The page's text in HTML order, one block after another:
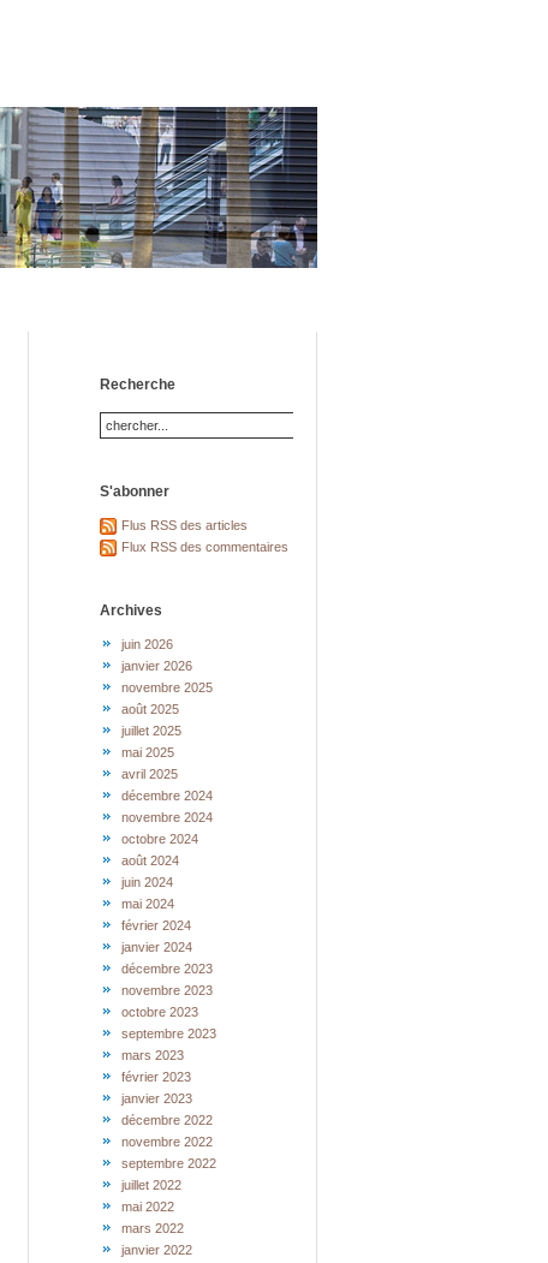
Recherche
S'abonner
Flus RSS des articles
Flux RSS des commentaires
Archives
juin 2026
janvier 2026
novembre 2025
août 2025
juillet 2025
mai 2025
avril 2025
décembre 2024
novembre 2024
octobre 2024
août 2024
juin 2024
mai 2024
février 2024
janvier 2024
décembre 2023
novembre 2023
octobre 2023
septembre 2023
mars 2023
février 2023
janvier 2023
décembre 2022
novembre 2022
septembre 2022
juillet 2022
mai 2022
mars 2022
janvier 2022